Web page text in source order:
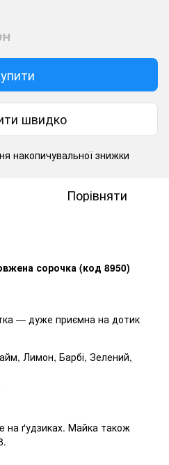
швидко
накопичувальної знижки
Порівняти
сорочка (код 8950)
— дуже приємна на дотик
Лимон, Барбі, Зелений,
на ґудзиках. Майка також